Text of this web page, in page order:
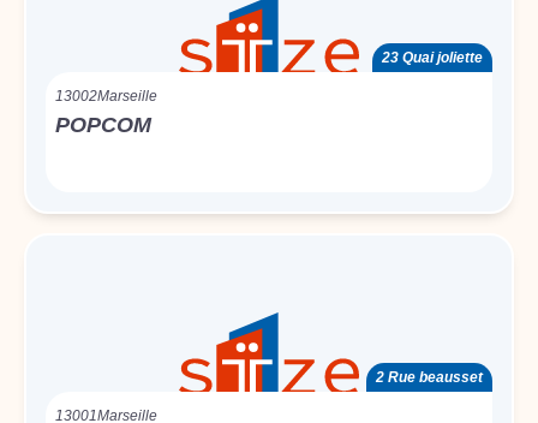
23 Quai joliette
13002Marseille
POPCOM
2 Rue beausset
13001Marseille